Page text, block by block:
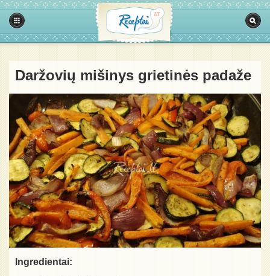
Daržovių mišinys grietinės padaže
Ingredientai: